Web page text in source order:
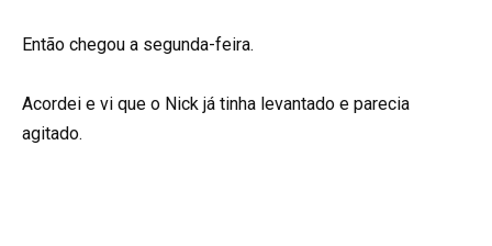
Então chegou a segunda-feira.
Acordei e vi que o Nick já tinha levantado e parecia
agitado.